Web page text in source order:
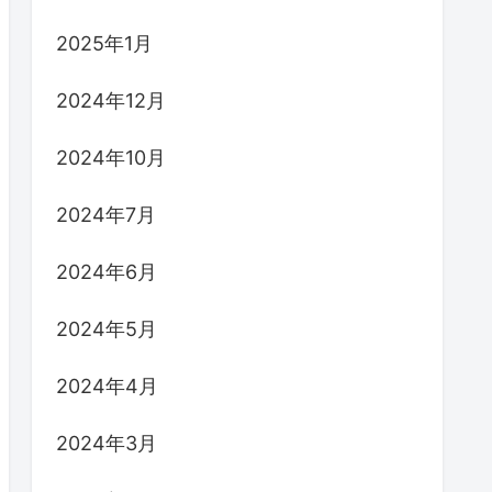
2025年1月
2024年12月
2024年10月
2024年7月
2024年6月
2024年5月
2024年4月
2024年3月